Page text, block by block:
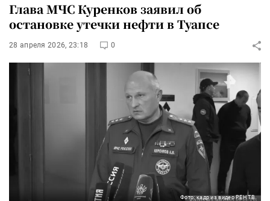
Глава МЧС Куренков заявил об
остановке утечки нефти в Туапсе
28 апреля 2026, 23:18 0
Фото: кадр из видео РЕН ТВ